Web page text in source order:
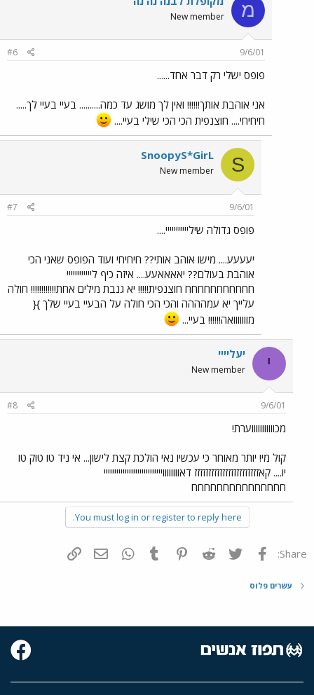
מ New member
9/6/01
#6
פופס ישלי רק דבר אחד......
אני אוהבת אותך!!!!!! ואין לך מושג עד כמה.......... בעיי בעיי לך.....
חיחיחי.... חוצנפית הכי הכי שילי בעיי....
S
SnoopyS*GirL
New member
9/6/01
#7
פופס גדולה שילייייייייייי....
יעעעע.... מישו אוהב אותי?? חיחיחי ועוד הפופס שאני הכי
אוהבת בעולם?? יאאאאעע.... איזה כיף ליייייייייייי
חחחחחחחחחחח חוצנפית!!!!! יא גנבת מילים אחת!!!!!!!!!!!! חולה
עלייך יא עמהההה והכי הכי חולה על הבעיי בעיי שלך }{
מווווווואה!!!!!! בעיי...
י יעליייי
New member
9/6/01
#8
מכוווווווווווערת!
קול מי! יותר מאוחר כי עכשיו נאי הולכת קצת לישון... אי ניד טו טוק טו
יו.... קאזזזזזזזזזזזזזזזזזזזזזזז דאוווווווויייייייייייייייייייייייייייי
חחחחחחחחחחחחחחח
You must log in or register to reply here.
Share: פייסבוק Twitter
Reddit
Pinterest
Tumblr
WhatsAppדואר אלקטרוני
עשרים פלוס